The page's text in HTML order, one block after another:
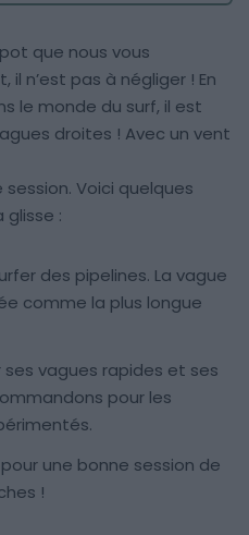
que nous vous
n’est pas à négliger ! En
le monde du surf, il est
droites ! Avec un vent
Voici quelques
glisse :
des pipelines. La vague
comme la plus longue
vagues rapides et ses
pour les
une bonne session de
!